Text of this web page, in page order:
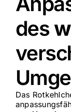
des
Das